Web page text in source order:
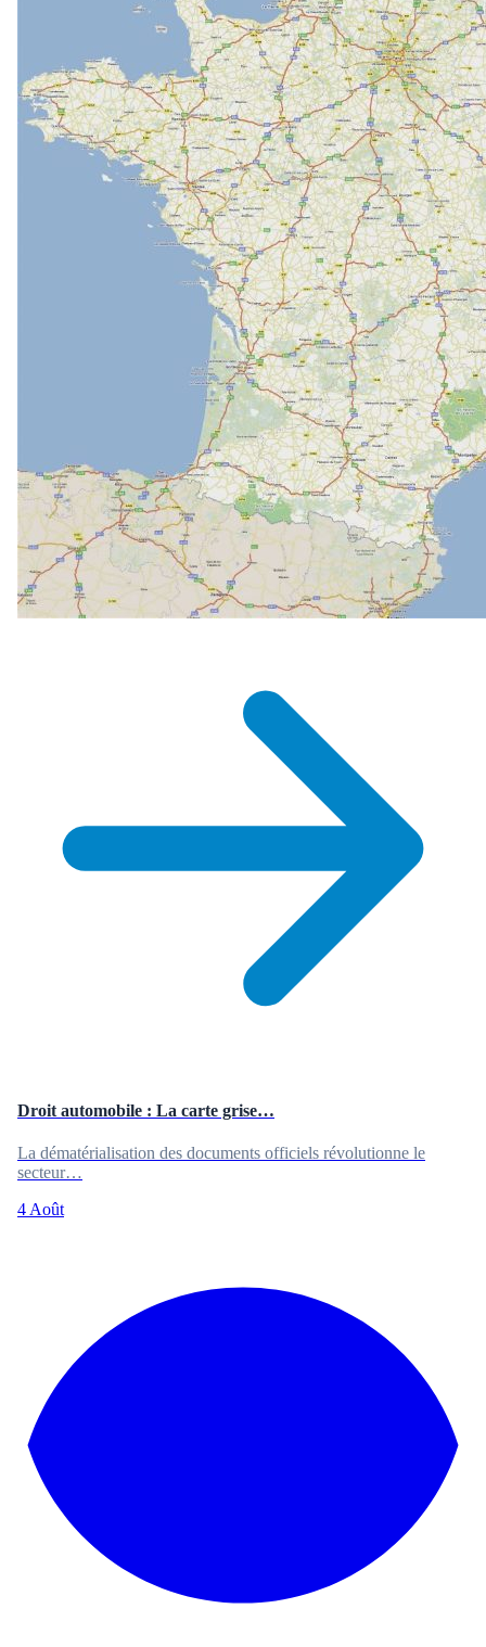
Droit automobile : La carte grise…
La dématérialisation des documents officiels révolutionne le
secteur…
4 Août